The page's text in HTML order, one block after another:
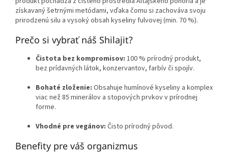
získavaný šetrnými metódami, vďaka čomu si zachováva svoju
prirodzenú silu a vysoký obsah kyseliny fulvovej (min. 70 %).
Prečo si vybrať náš Shilajit?
Čistota bez kompromisov: 100 % prírodný produkt,
bez prídavných látok, konzervantov, farbív či spojív.
Bohaté zloženie: Obsahuje humínové kyseliny a komplex
viac než 85 minerálov a stopových prvkov v prírodnej
forme.
Vhodné pre vegánov: Čisto prírodný pôvod.
Benefity pre váš organizmus